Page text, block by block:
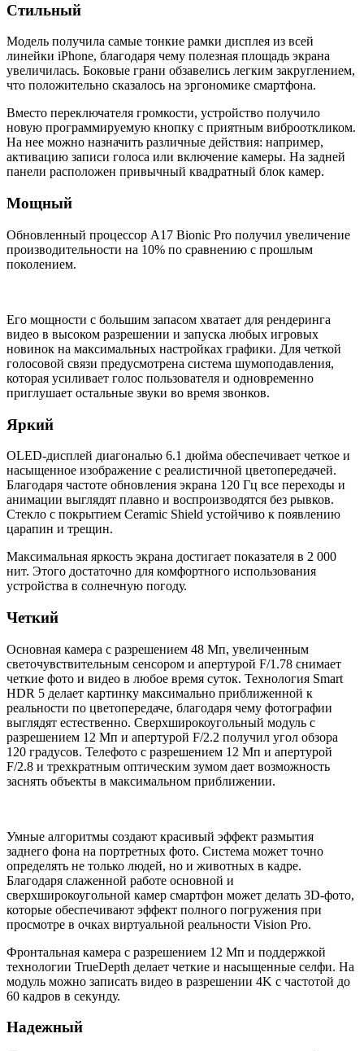
Стильный
Модель получила самые тонкие рамки дисплея из всей
линейки iPhone, благодаря чему полезная площадь экрана
увеличилась. Боковые грани обзавелись легким закруглением,
что положительно сказалось на эргономике смартфона.
Вместо переключателя громкости, устройство получило
новую программируемую кнопку с приятным виброоткликом.
На нее можно назначить различные действия: например,
активацию записи голоса или включение камеры. На задней
панели расположен привычный квадратный блок камер.
Мощный
Обновленный процессор A17 Bionic Pro получил увеличение
производительности на 10% по сравнению с прошлым
поколением.
Его мощности с большим запасом хватает для рендеринга
видео в высоком разрешении и запуска любых игровых
новинок на максимальных настройках графики. Для четкой
голосовой связи предусмотрена система шумоподавления,
которая усиливает голос пользователя и одновременно
приглушает остальные звуки во время звонков.
Яркий
OLED-дисплей диагональю 6.1 дюйма обеспечивает четкое и
насыщенное изображение с реалистичной цветопередачей.
Благодаря частоте обновления экрана 120 Гц все переходы и
анимации выглядят плавно и воспроизводятся без рывков.
Стекло с покрытием Ceramic Shield устойчиво к появлению
царапин и трещин.
Максимальная яркость экрана достигает показателя в 2 000
нит. Этого достаточно для комфортного использования
устройства в солнечную погоду.
Четкий
Основная камера с разрешением 48 Мп, увеличенным
светочувствительным сенсором и апертурой F/1.78 снимает
четкие фото и видео в любое время суток. Технология Smart
HDR 5 делает картинку максимально приближенной к
реальности по цветопередаче, благодаря чему фотографии
выглядят естественно. Сверхширокоугольный модуль с
разрешением 12 Мп и апертурой F/2.2 получил угол обзора
120 градусов. Телефото с разрешением 12 Мп и апертурой
F/2.8 и трехкратным оптическим зумом дает возможность
заснять объекты в максимальном приближении.
Умные алгоритмы создают красивый эффект размытия
заднего фона на портретных фото. Система может точно
определять не только людей, но и животных в кадре.
Благодаря слаженной работе основной и
сверхширокоугольной камер смартфон может делать 3D-фото,
которые обеспечивают эффект полного погружения при
просмотре в очках виртуальной реальности Vision Pro.
Фронтальная камера с разрешением 12 Мп и поддержкой
технологии TrueDepth делает четкие и насыщенные селфи. На
модуль можно записать видео в разрешении 4K с частотой до
60 кадров в секунду.
Надежный